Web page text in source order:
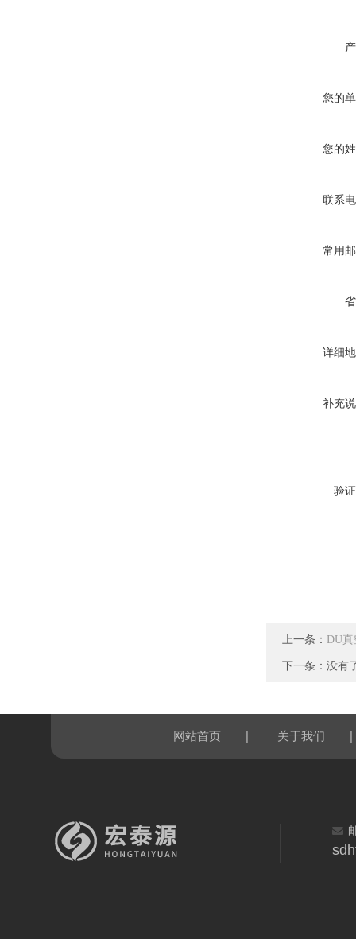
您的
您的
联系
常用
详细
补充
验
上一条： DU
下一条：没有
网站首页 | 关于我们 |